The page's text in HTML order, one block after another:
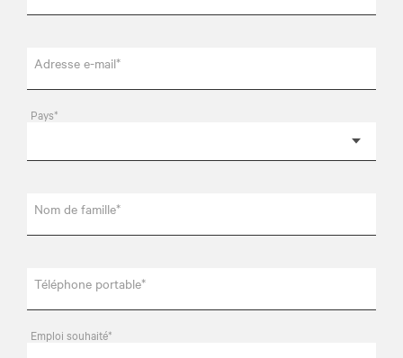
Adresse e-mail*
Pays*
Nom de famille*
Téléphone portable*
Emploi souhaité*